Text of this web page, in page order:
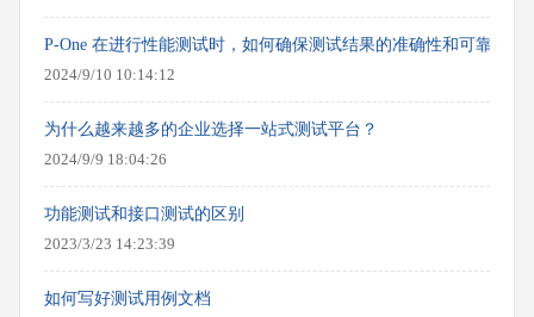
P-One 在进行性能测试时，如何确保测试结果的准确性和可靠性？
2024/9/10 10:14:12
为什么越来越多的企业选择一站式测试平台？
2024/9/9 18:04:26
功能测试和接口测试的区别
2023/3/23 14:23:39
如何写好测试用例文档